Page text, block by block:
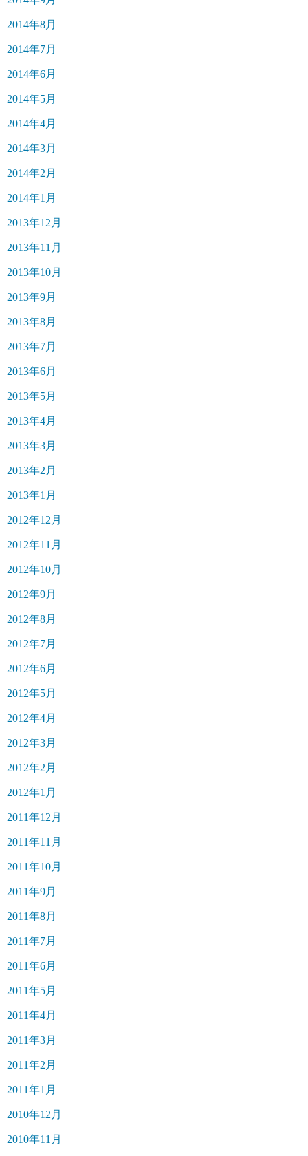
2014年8月
2014年7月
2014年6月
2014年5月
2014年4月
2014年3月
2014年2月
2014年1月
2013年12月
2013年11月
2013年10月
2013年9月
2013年8月
2013年7月
2013年6月
2013年5月
2013年4月
2013年3月
2013年2月
2013年1月
2012年12月
2012年11月
2012年10月
2012年9月
2012年8月
2012年7月
2012年6月
2012年5月
2012年4月
2012年3月
2012年2月
2012年1月
2011年12月
2011年11月
2011年10月
2011年9月
2011年8月
2011年7月
2011年6月
2011年5月
2011年4月
2011年3月
2011年2月
2011年1月
2010年12月
2010年11月